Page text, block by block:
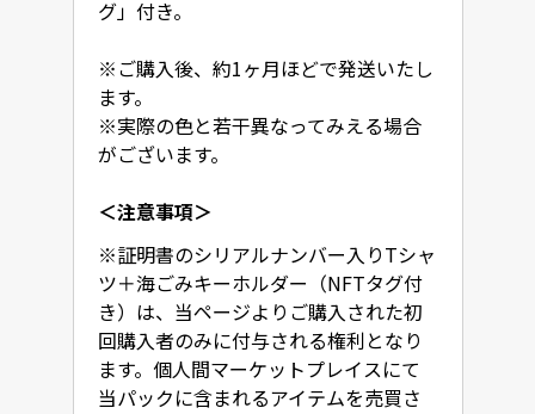
グ」付き。
※ご購入後、約1ヶ月ほどで発送いたし
ます。
※実際の色と若干異なってみえる場合
がございます。
＜注意事項＞
※証明書のシリアルナンバー入りTシャ
ツ＋海ごみキーホルダー（NFTタグ付
き）は、当ページよりご購入された初
回購入者のみに付与される権利となり
ます。個人間マーケットプレイスにて
当パックに含まれるアイテムを売買さ